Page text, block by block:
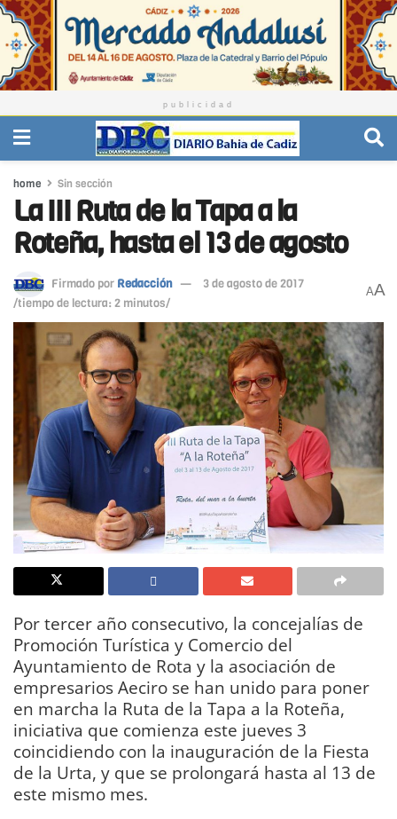
publicidad
home Sin sección
La III Ruta de la Tapa a la
Roteña, hasta el 13 de agosto
Firmado por Redacción
3 de agosto de 2017
/tiempo de lectura: 2 minutos/
AA
Por tercer año consecutivo, la concejalías de
Promoción Turística y Comercio del
Ayuntamiento de Rota y la asociación de
empresarios Aeciro se han unido para poner
en marcha la Ruta de la Tapa a la Roteña,
iniciativa que comienza este jueves 3
coincidiendo con la inauguración de la Fiesta
de la Urta, y que se prolongará hasta al 13 de
este mismo mes.